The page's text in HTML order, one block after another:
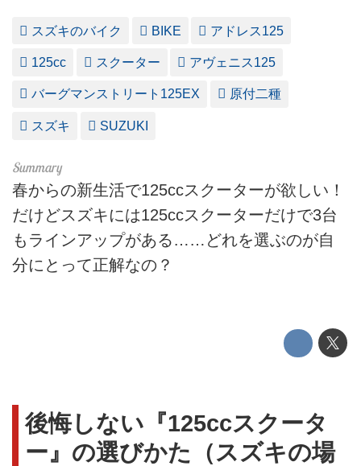
スズキのバイク BIKE アドレス125
125cc スクーター アヴェニス125
バーグマンストリート125EX 原付二種
スズキ SUZUKI
春からの新生活で125ccスクーターが欲しい！
だけどスズキには125ccスクーターだけで3台
もラインアップがある……どれを選ぶのが自
分にとって正解なの？
後悔しない『125ccスクータ
ー』の選びかた（スズキの場